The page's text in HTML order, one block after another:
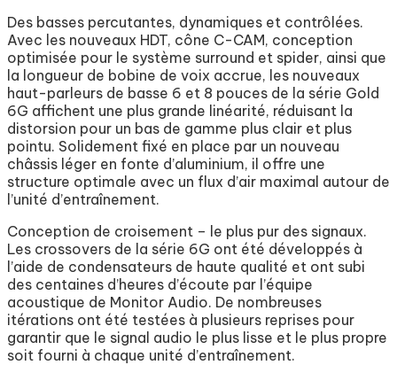
Des basses percutantes, dynamiques et contrôlées.
Avec les nouveaux HDT, cône C-CAM, conception
optimisée pour le système surround et spider, ainsi que
la longueur de bobine de voix accrue, les nouveaux
haut-parleurs de basse 6 et 8 pouces de la série Gold
6G affichent une plus grande linéarité, réduisant la
distorsion pour un bas de gamme plus clair et plus
pointu. Solidement fixé en place par un nouveau
châssis léger en fonte d’aluminium, il offre une
structure optimale avec un flux d’air maximal autour de
l’unité d’entraînement.
Conception de croisement – le plus pur des signaux.
Les crossovers de la série 6G ont été développés à
l’aide de condensateurs de haute qualité et ont subi
des centaines d’heures d’écoute par l’équipe
acoustique de Monitor Audio. De nombreuses
itérations ont été testées à plusieurs reprises pour
garantir que le signal audio le plus lisse et le plus propre
soit fourni à chaque unité d’entraînement.